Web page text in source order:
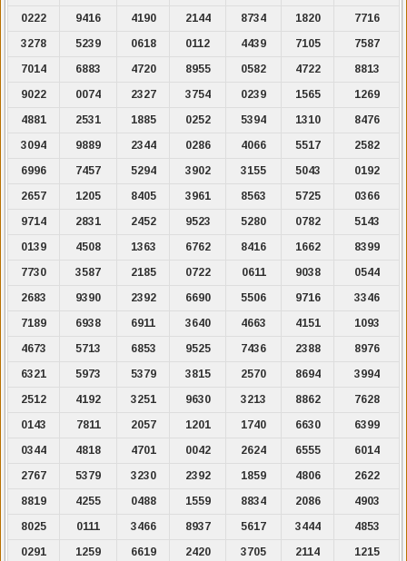
0222
9416 4190 2144 8734 1820
7716
3278
5239 0618 0112 4439 7105
7587
7014
6883 4720 8955 0582 4722
8813
9022
0074 2327 3754 0239 1565
1269
4881
2531 1885 0252 5394 1310
8476
3094
9889 2344 0286 4066 5517
2582
6996
7457 5294 3902 3155 5043
0192
2657
1205 8405 3961 8563 5725
0366
9714
2831 2452 9523 5280 0782
5143
0139
4508 1363 6762 8416 1662
8399
7730
3587 2185 0722 0611 9038
0544
2683
9390 2392 6690 5506 9716
3346
7189
6938 6911 3640 4663 4151
1093
4673
5713 6853 9525 7436 2388
8976
6321
5973 5379 3815 2570 8694
3994
2512
4192 3251 9630 3213 8862
7628
0143
7811 2057 1201 1740 6630
6399
0344
4818 4701 0042 2624 6555
6014
2767
5379 3230 2392 1859 4806
2622
8819
4255 0488 1559 8834 2086
4903
8025
0111 3466 8937 5617 3444
4853
0291
1259 6619 2420 3705 2114
1215